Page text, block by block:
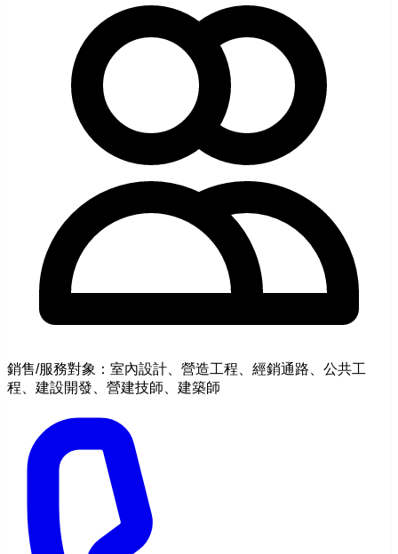
銷售/服務對象：室內設計、營造工程、經銷通路、公共工
程、建設開發、營建技師、建築師